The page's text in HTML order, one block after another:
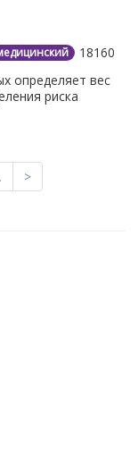
18160
определяет вес
риска
>